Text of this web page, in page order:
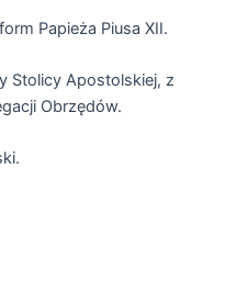
Papieża Piusa XII.
Stolicy Apostolskiej, z
Obrzędów.